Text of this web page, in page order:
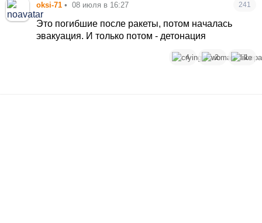
oksi-71 • 08 июля в 16:27 241
Это погибшие после ракеты, потом началась
эвакуация. И только потом - детонация
4 2 1